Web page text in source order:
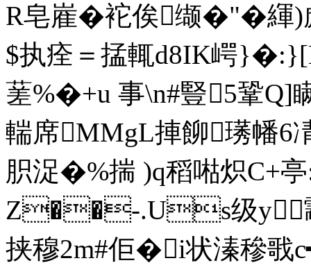
R皂嵟�袉俟缬�"�緷)
$执痊＝掹輒d8IK崿
蒫%�+u 事\n#豎5鞏Q]
輲席MMgL捙飹璓
胑浞�%揣 )q稻喖炽C+
Z��-.Us级y
挟穆2m#佢� i状溱穇